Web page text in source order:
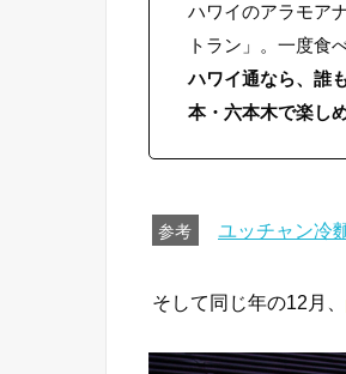
ハワイのアラモア
トラン」。一度食
ハワイ通なら、誰
本・六本木で楽し
参考 ユッチャン冷
そして同じ年の12月、